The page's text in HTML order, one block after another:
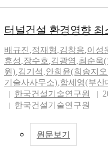
터널건설 환경영향 최
배규진 ,정재형 ,김창용,이성
휴성 ,장수호,김광염 ,최순욱
원),김기석 ,안희윤(희송지
기술사사무소),함세영(부산
한국건설기술연구원
한국건설기술연구원
원문보기